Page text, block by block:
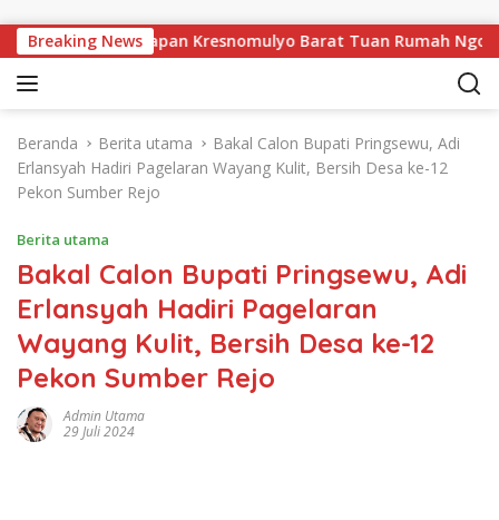
Breaking News
Pekon Persiapan Kresnomulyo Barat Tuan Rumah Ngopi
Beranda Berita utama
Bakal Calon Bupati Pringsewu, Adi
Erlansyah Hadiri Pagelaran Wayang Kulit, Bersih Desa ke-12
Pekon Sumber Rejo
Berita utama
Bakal Calon Bupati Pringsewu, Adi
Erlansyah Hadiri Pagelaran
Wayang Kulit, Bersih Desa ke-12
Pekon Sumber Rejo
Admin Utama
29 Juli 2024